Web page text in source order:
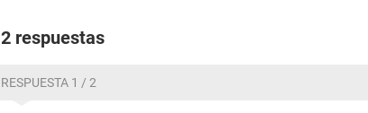
2 respuestas
RESPUESTA 1 / 2